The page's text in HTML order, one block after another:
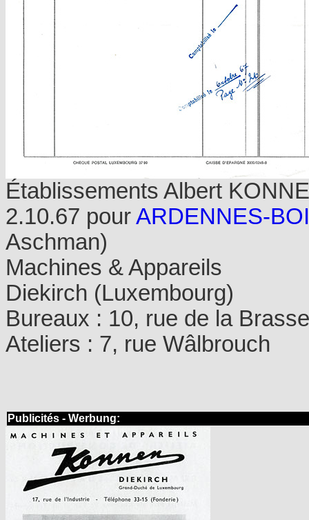
Établissements Albert
2.10.67 pourARDENNES-
Aschman)
Machines & Appareils
Diekirch (Luxembourg)
Bureaux : 10, rue de la
Ateliers : 7, rue Wâlbrouch
Publicités - Werbung: